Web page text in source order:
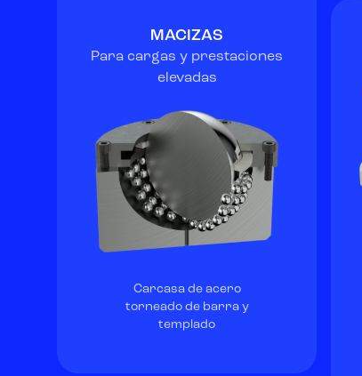
MACIZAS
Para cargas y prestaciones
elevadas
Carcasa de acero
torneado de barra y
templado